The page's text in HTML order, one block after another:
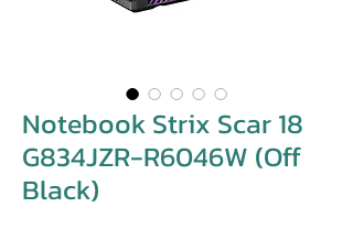
Notebook Strix Scar 18
G834JZR-R6046W (Off
Black)